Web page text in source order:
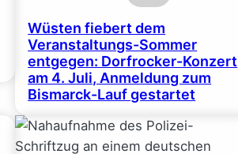
Wüsten fiebert dem
Veranstaltungs-Sommer
entgegen: Dorfrocker-Konzert
am 4. Juli, Anmeldung zum
Bismarck-Lauf gestartet